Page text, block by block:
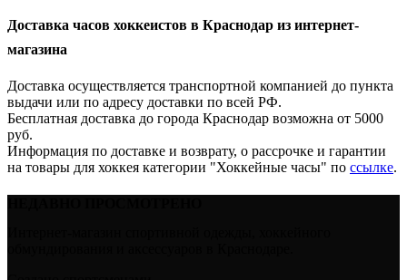
Доставка часов хоккеистов в Краснодар из интернет-
магазина
Доставка осуществляется транспортной компанией до пункта
выдачи или по адресу доставки по всей РФ.
Бесплатная доставка до города Краснодар возможна от 5000
руб.
Информация по доставке и возврату, о рассрочке и гарантии
на товары для хоккея категории "Хоккейные часы" по ссылке.